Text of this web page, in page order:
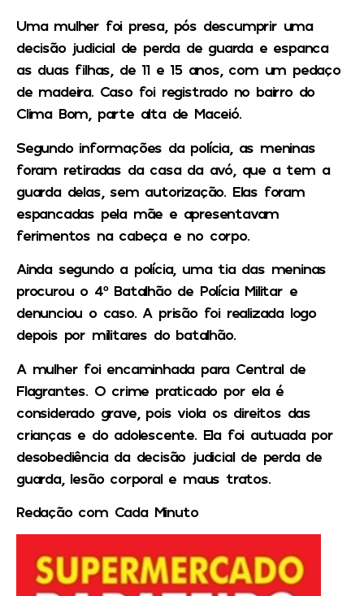
Uma mulher foi presa, pós descumprir uma
decisão judicial de perda de guarda e espanca
as duas filhas, de 11 e 15 anos, com um pedaço
de madeira. Caso foi registrado no bairro do
Clima Bom, parte alta de Maceió.
Segundo informações da polícia, as meninas
foram retiradas da casa da avó, que a tem a
guarda delas, sem autorização. Elas foram
espancadas pela mãe e apresentavam
ferimentos na cabeça e no corpo.
Ainda segundo a polícia, uma tia das meninas
procurou o 4º Batalhão de Polícia Militar e
denunciou o caso. A prisão foi realizada logo
depois por militares do batalhão.
A mulher foi encaminhada para Central de
Flagrantes. O crime praticado por ela é
considerado grave, pois viola os direitos das
crianças e do adolescente. Ela foi autuada por
desobediência da decisão judicial de perda de
guarda, lesão corporal e maus tratos.
Redação com Cada Minuto